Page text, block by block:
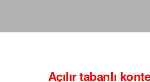
Açılır tabanlı